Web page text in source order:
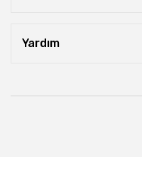
Yardım